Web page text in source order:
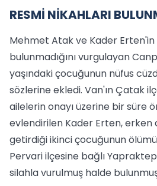
RESMİ NİKAHLARI
Mehmet Atak ve Kader Erten'in
bulunmadığını vurgulayan
yaşındaki çocuğunun nüfus
sözlerine ekledi. Van'ın Çatak
ailelerin onayı üzerine bir süre
evlendirilen Kader Erten,
getirdiği ikinci çocuğunun
Pervari ilçesine bağlı
silahla vurulmuş halde